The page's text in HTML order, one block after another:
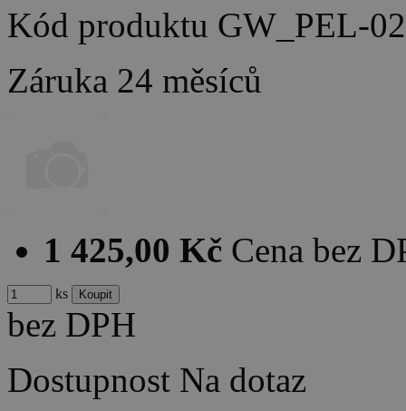
Kód produktu GW_PEL-
Záruka 24 měsíců
1 425,00 Kč Cena bez
ks
bez DPH
Dostupnost Na dotaz